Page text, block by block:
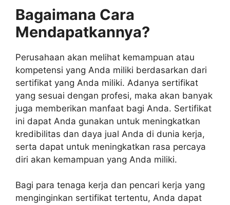
Bagaimana Cara
Mendapatkannya?
Perusahaan akan melihat kemampuan atau
kompetensi yang Anda miliki berdasarkan dari
sertifikat yang Anda miliki. Adanya sertifikat
yang sesuai dengan profesi, maka akan banyak
juga memberikan manfaat bagi Anda. Sertifikat
ini dapat Anda gunakan untuk meningkatkan
kredibilitas dan daya jual Anda di dunia kerja,
serta dapat untuk meningkatkan rasa percaya
diri akan kemampuan yang Anda miliki.
Bagi para tenaga kerja dan pencari kerja yang
menginginkan sertifikat tertentu, Anda dapat